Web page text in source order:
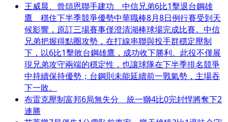
王威晨、曾頌恩聯手建功 中信兄弟6比1擊退台鋼雄
鷹 穩住下半季競爭優勢中華職棒8月8日例行賽受到天
候影響，原訂三場賽事僅澄清湖棒球場完成比賽。中信
兄弟把握得點圈攻勢，在打線串聯與投手群穩定壓制
下，以6比1擊敗台鋼雄鷹，成功收下勝利。此役不僅展
現兄弟攻守兩端的穩定性，也讓球隊在下半季排名競爭
中持續保持優勢；台鋼則未能延續前一戰氣勢，主場吞
下一敗。
布雷克壓制富邦6局無失分 統一獅4比0完封悍將奪下2
連勝